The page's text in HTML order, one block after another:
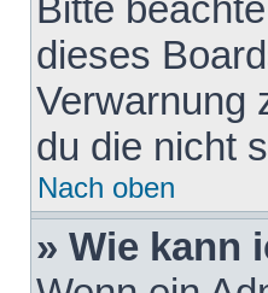
Bitte
dieses
Verwarnung
du die nicht
Nach oben
» Wie kann